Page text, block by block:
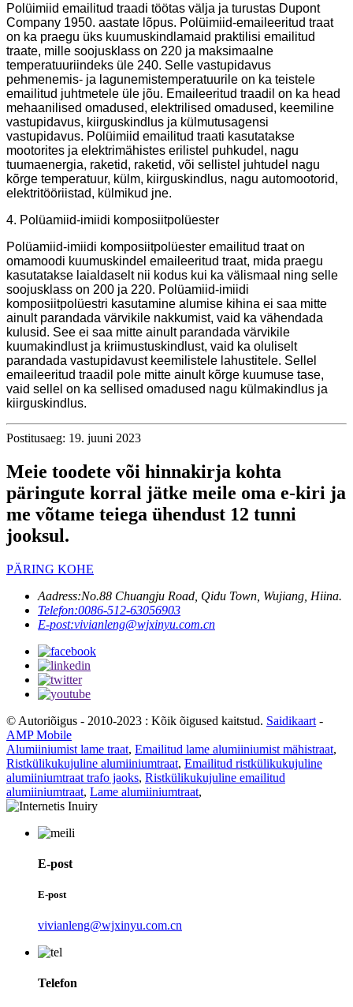
Polüimiid emailitud traadi töötas välja ja turustas Dupont
Company 1950. aastate lõpus. Polüimiid-emaileeritud traat
on ka praegu üks kuumuskindlamaid praktilisi emailitud
traate, mille soojusklass on 220 ja maksimaalne
temperatuuriindeks üle 240. Selle vastupidavus
pehmenemis- ja lagunemistemperatuurile on ka teistele
emailitud juhtmetele üle jõu. Emaileeritud traadil on ka head
mehaanilised omadused, elektrilised omadused, keemiline
vastupidavus, kiirguskindlus ja külmutusagensi
vastupidavus. Polüimiid emailitud traati kasutatakse
mootorites ja elektrimähistes erilistel puhkudel, nagu
tuumaenergia, raketid, raketid, või sellistel juhtudel nagu
kõrge temperatuur, külm, kiirguskindlus, nagu automootorid,
elektritööriistad, külmikud jne.
4. Polüamiid-imiidi komposiitpolüester
Polüamiid-imiidi komposiitpolüester emailitud traat on
omamoodi kuumuskindel emaileeritud traat, mida praegu
kasutatakse laialdaselt nii kodus kui ka välismaal ning selle
soojusklass on 200 ja 220. Polüamiid-imiidi
komposiitpolüestri kasutamine alumise kihina ei saa mitte
ainult parandada värvikile nakkumist, vaid ka vähendada
kulusid. See ei saa mitte ainult parandada värvikile
kuumakindlust ja kriimustuskindlust, vaid ka oluliselt
parandada vastupidavust keemilistele lahustitele. Sellel
emaileeritud traadil pole mitte ainult kõrge kuumuse tase,
vaid sellel on ka sellised omadused nagu külmakindlus ja
kiirguskindlus.
Postitusaeg: 19. juuni 2023
Meie toodete või hinnakirja kohta
päringute korral jätke meile oma e-kiri ja
me võtame teiega ühendust 12 tunni
jooksul.
PÄRING KOHE
Aadress:No.88 Chuangju Road, Qidu Town, Wujiang, Hiina.
Telefon:0086-512-63056903
E-post:vivianleng@wjxinyu.com.cn
© Autoriõigus - 2010-2023 : Kõik õigused kaitstud. Saidikaart -
AMP Mobile
Alumiiniumist lame traat, Emailitud lame alumiiniumist mähistraat,
Ristkülikukujuline alumiiniumtraat, Emailitud ristkülikukujuline
alumiiniumtraat trafo jaoks, Ristkülikukujuline emailitud
alumiiniumtraat, Lame alumiiniumtraat,
E-post
E-post
vivianleng@wjxinyu.com.cn
Telefon